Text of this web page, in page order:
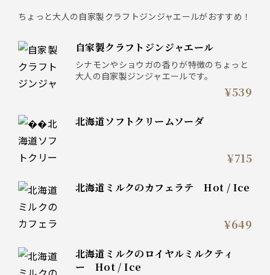
ちょっと大人の自家製クラフトジンジャエールがおすすめ！
自家製クラフトジンジャエール
シナモンやショウガの香りが特徴のちょっと
大人の自家製ジンジャエールです。
¥539
北海道ソフトクリームソーダ
¥715
北海道ミルクのカフェラテ Hot / Ice
¥649
北海道ミルクのロイヤルミルクティ
ー Hot / Ice